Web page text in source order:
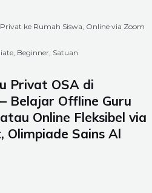
ke Rumah Siswa, Online via Zoom
Beginner, Satuan
Privat OSA di
Belajar Offline Guru
Online Fleksibel via
Olimpiade Sains Al